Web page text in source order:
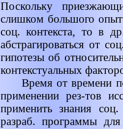
Поскольку
слишком большого
соц. контекста, то в
абстрагироваться от
гипотезы об
контекстуальных
Время от времени
применении рез-тов
применить знания
разраб. программы